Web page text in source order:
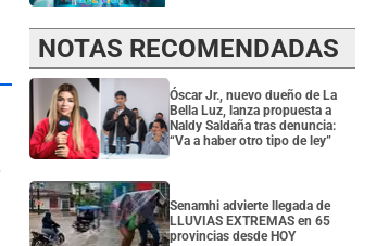
NOTAS RECOMENDADAS
Óscar Jr., nuevo dueño de La
Bella Luz, lanza propuesta a
Naldy Saldaña tras denuncia:
“Va a haber otro tipo de ley”
Senamhi advierte llegada de
LLUVIAS EXTREMAS en 65
provincias desde HOY